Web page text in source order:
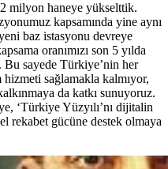
milyon haneye yükselttik.
kapsamında yine aynı
baz istasyonu devreye
oranımızı son 5 yılda
Bu sayede Türkiye’nin her
sağlamakla kalmıyor,
da katkı sunuyoruz.
‘Türkiye Yüzyılı’nı dijitalin
rekabet gücüne destek olmaya